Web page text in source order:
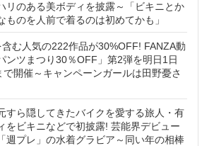
リのある美ボディを披露～「ビキニとか
ものを人前で着るのは初めてかも」
む人気の222作品が30%OFF! FANZA動
ンツまつり30％OFF」第2弾を明日1日
開催～キャンペーンガールは田野憂さ
すら隠してきたバイクを愛する旅人・有
をビキニなどで初披露! 芸能界デビュー
週プレ」の水着グラビア～同い年の相棒